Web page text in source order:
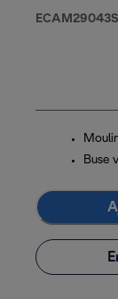
Buse